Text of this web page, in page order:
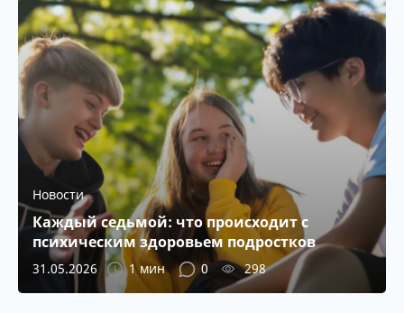
Новости
Каждый седьмой: что происходит с
психическим здоровьем подростков
31.05.2026 1 мин 0 298